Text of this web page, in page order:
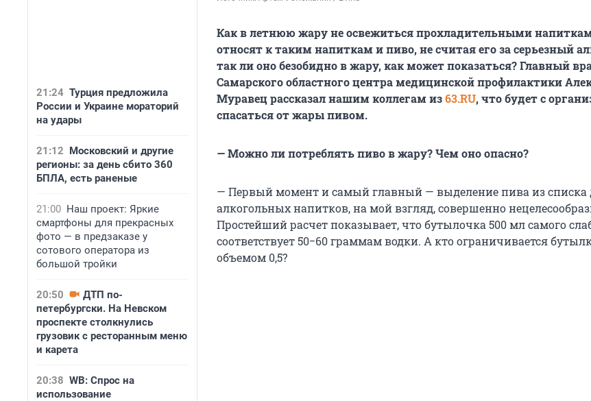
21:24 Турция предложила
России и Украине мораторий
на удары
21:12 Московский и другие
регионы: за день сбито 360
БПЛА, есть раненые
21:00 Наш проект: Яркие
смартфоны для прекрасных
фото — в предзаказе у
сотового оператора из
большой тройки
20:50
ДТП по-
петербургски. На Невском
проспекте столкнулись
грузовик с ресторанным меню
и карета
20:38 WB: Спрос на
использование
Как в летнюю жару не освежиться прохладительными
относят к таким напиткам и пиво, не считая его за серьезный
так ли оно безобидно в жару, как может показаться? Главный
Самарского областного центра медицинской профилактики
Муравец рассказал нашим коллегам из63.RU, что будет с
спасаться от жары пивом.
— Можно ли потреблять пиво в жару? Чем оно опасно?
— Первый момент и самый главный — выделение пива из списка
алкогольных напитков, на мой взгляд, совершенно
Простейший расчет показывает, что бутылочка 500 мл самого
соответствует 50−60 граммам водки. А кто ограничивается
объемом 0,5?